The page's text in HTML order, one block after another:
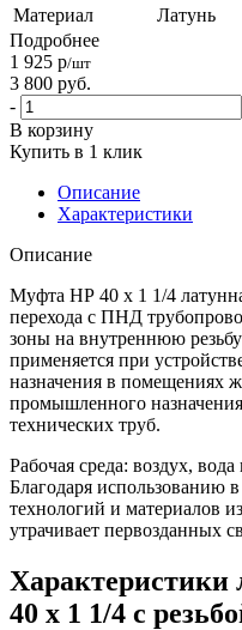
Материал
Латунь
Подробнее
1 925 р/шт
3 800 руб.
-
В корзину
Купить в 1 клик
Описание
Характеристики
Описание
Муфта НР 40 х 1 1/4
перехода с ПНД
зоны на внутреннюю
применяется при
назначения в помещениях
промышленного
технических труб.
Рабочая среда: воздух,
Благодаря использованию
технологий и материалов
утрачивает первозданных
40 х 1 1/4 с